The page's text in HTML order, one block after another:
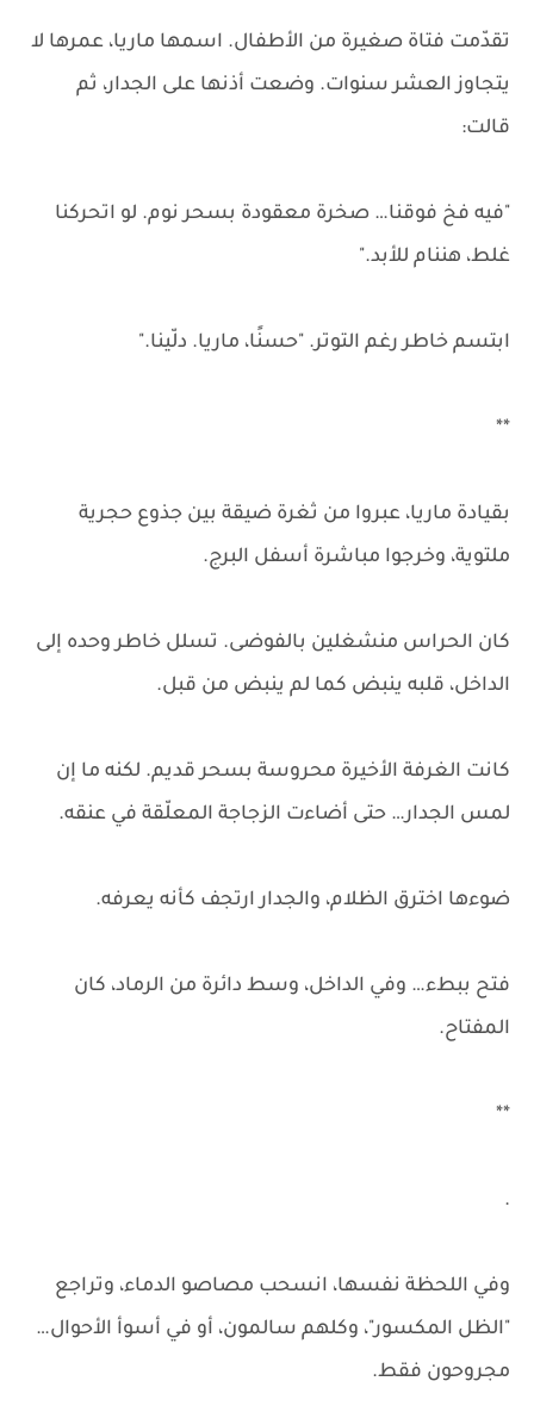
تقدّمت فتاة صغيرة من الأطفال. اسمها ماريا، عمرها لا
يتجاوز العشر سنوات. وضعت أذنها على الجدار، ثم
قالت:
"فيه فخ فوقنا… صخرة معقودة بسحر نوم. لو اتحركنا
غلط، هننام للأبد."
ابتسم خاطر رغم التوتر. "حسنًا، ماريا. دلّينا."
**
بقيادة ماريا، عبروا من ثغرة ضيقة بين جذوع حجرية
ملتوية، وخرجوا مباشرة أسفل البرج.
كان الحراس منشغلين بالفوضى. تسلل خاطر وحده إلى
الداخل، قلبه ينبض كما لم ينبض من قبل.
كانت الغرفة الأخيرة محروسة بسحر قديم. لكنه ما إن
لمس الجدار… حتى أضاءت الزجاجة المعلّقة في عنقه.
ضوءها اخترق الظلام، والجدار ارتجف كأنه يعرفه.
فتح ببطء… وفي الداخل، وسط دائرة من الرماد، كان
المفتاح.
**
.
وفي اللحظة نفسها، انسحب مصاصو الدماء، وتراجع
"الظل المكسور"، وكلهم سالمون، أو في أسوأ الأحوال…
مجروحون فقط.